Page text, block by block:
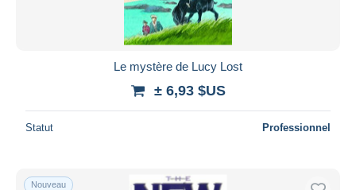
Le mystère de Lucy Lost
± 6,93 $US
Statut Professionnel
Nouveau